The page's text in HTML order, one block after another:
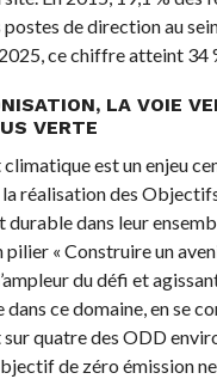
de direction au
ce chiffre atteint 34
LA VOIE
VERTE
climatique est un enjeu
réalisation des
durable dans leur
pilier « Construire un
du défi et
dans ce domaine, en se
quatre des ODD
de zéro émission